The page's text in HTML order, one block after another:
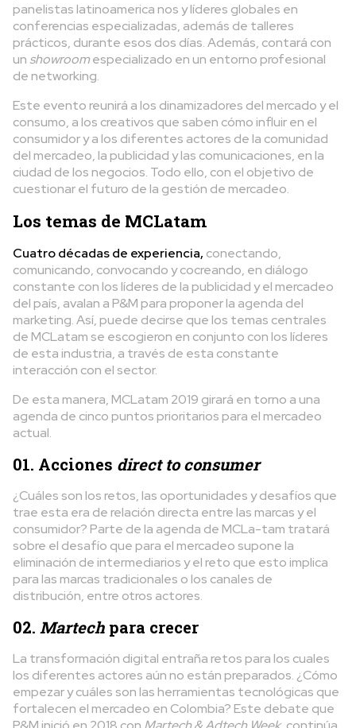
panelistas latinoamerica nos y líderes globales en
conferencias especializadas, además de talleres
prácticos, durante esos dos días. Además, contará con
un showroomespecializado en un entorno profesional
de networking.
Este evento reunirá a los dinamizadores del mercado y el
consumo, a los creativos que saben cómo influir en el
consumidor y a los diferentes actores de la comunidad
del mercadeo, la publicidad y las comunicaciones, en la
ciudad de los negocios. Todo ello, con el objetivo de
cuestionar el futuro de la gestión de mercadeo.
Los temas de MCLatam
Cuatro décadas de experiencia, conectando,
comunicando, convocando y cocreando, en diálogo
constante con los líderes de la publicidad y el mercadeo
del país, avalan a P&M para proponer la agenda del
marketing. Así, puede decirse que los temas centrales
de MCLatam se escogieron en conjunto con los líderes
de esta industria, a través de esta constante
interacción con el sector.
De esta manera, MCLatam 2019 girará en torno a una
agenda de cinco puntos prioritarios para el mercadeo
actual.
01. Acciones direct to consumer
¿Cuáles son los retos, las oportunidades y desafíos que
trae esta era de relación directa entre las marcas y el
consumidor? Parte de la agenda de MCLa-tam tratará
sobre el desafío que para el mercadeo supone la
eliminación de intermediarios y el reto que esto implica
para las marcas tradicionales o los canales de
distribución, entre otros actores.
02. Martech para crecer
La transformación digital entraña retos para los cuales
los diferentes actores aún no están preparados. ¿Cómo
empezar y cuáles son las herramientas tecnológicas que
fortalecen el mercadeo en Colombia? Este debate que